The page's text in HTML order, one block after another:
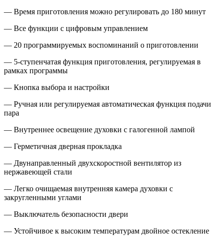
— Время приготовления можно регулировать до 180 минут
— Все функции с цифровым управлением
— 20 программируемых воспоминаний о приготовлении
— 5-ступенчатая функция приготовления, регулируемая в
рамках программы
— Кнопка выбора и настройки
— Ручная или регулируемая автоматическая функция подачи
пара
— Внутреннее освещение духовки с галогенной лампой
— Герметичная дверная прокладка
— Двунаправленный двухскоростной вентилятор из
нержавеющей стали
— Легко очищаемая внутренняя камера духовки с
закругленными углами
— Выключатель безопасности двери
— Устойчивое к высоким температурам двойное остекление